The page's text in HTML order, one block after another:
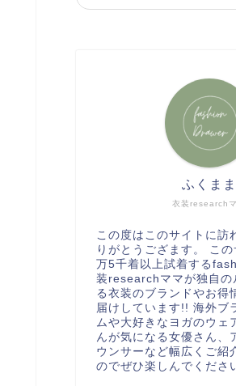
衣装research
ふくまま
この度はこのサイトに訪
りがとうござます。 こ
万5千着以上試着する
装researchママが独自の
る衣装のブランドやお得
届けしています!! 海外ブ
ムや大好きなヨガのウェ
んが気になる女優さん、
ウンサーなど幅広くご紹
のでぜひ楽しんでくださ